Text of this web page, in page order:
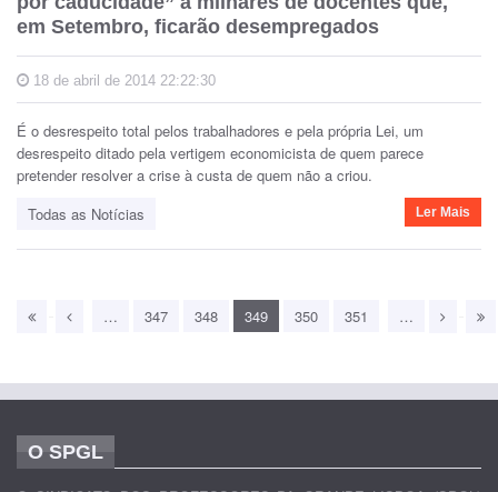
em Setembro, ficarão desempregados
18 de abril de 2014 22:22:30
É o desrespeito total pelos trabalhadores e pela própria Lei, um
desrespeito ditado pela vertigem economicista de quem parece
pretender resolver a crise à custa de quem não a criou.
Todas as Notícias
Ler Mais
… 347 348 349 350 351 …
O SPGL